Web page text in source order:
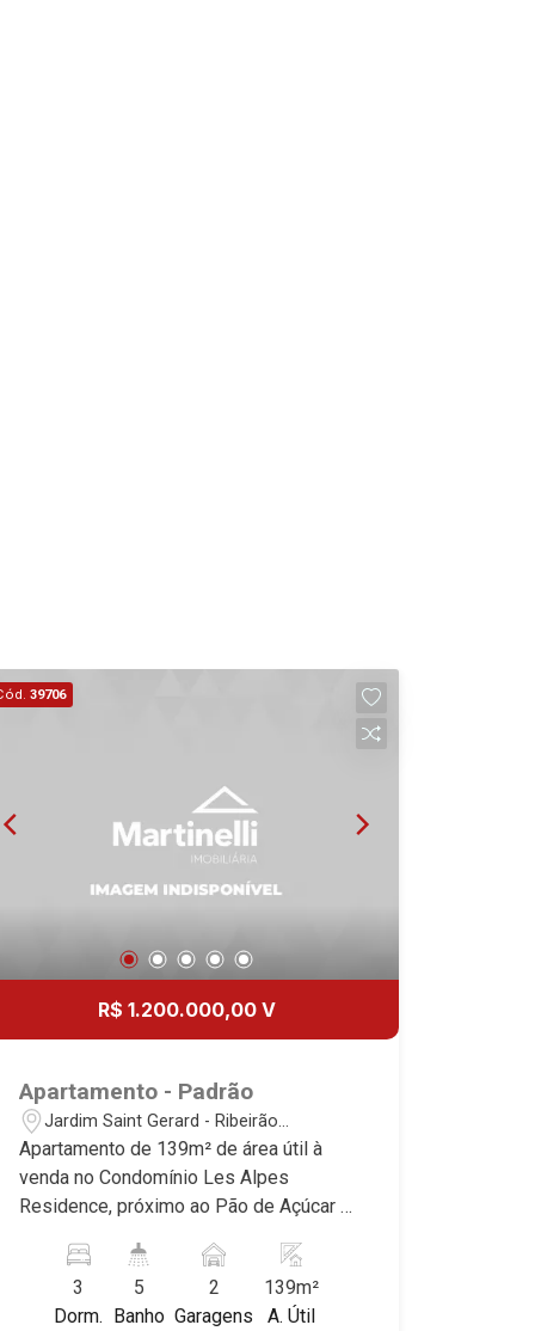
39706
R$ 1.200.000,00 V
Apartamento - Padrão
Jardim Saint Gerard - Ribeirão
Preto/SP
Apartamento de 139m² de área útil à
venda no Condomínio Les Alpes
Residence, próximo ao Pão de Açúcar -
Preto/SP. Conheça as características
deste imóvel que a Martinelli
Imobiliária selecionou para você: -
3
Dorm.
5
Banho
2
Garagens
139m²
A. Útil